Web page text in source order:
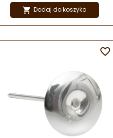
 Dodaj do koszyka
